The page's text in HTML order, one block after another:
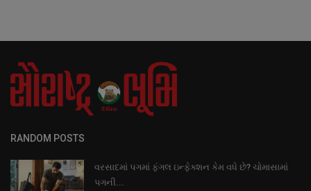
RANDOM POSTS
વરસાદમાં પગમાં ફંગલ ઇન્ફેક્શન કેમ વધે છે? ચોમાસામાં
પગની...